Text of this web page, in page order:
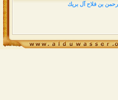
بن فلاح آل بريك